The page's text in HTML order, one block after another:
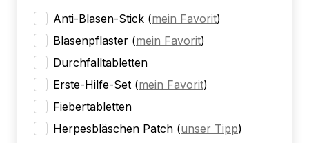
Anti-Blasen-Stick (mein Favorit)
Blasenpflaster (mein Favorit)
Durchfalltabletten
Erste-Hilfe-Set (mein Favorit)
Fiebertabletten
Herpesbläschen Patch (unser Tipp)